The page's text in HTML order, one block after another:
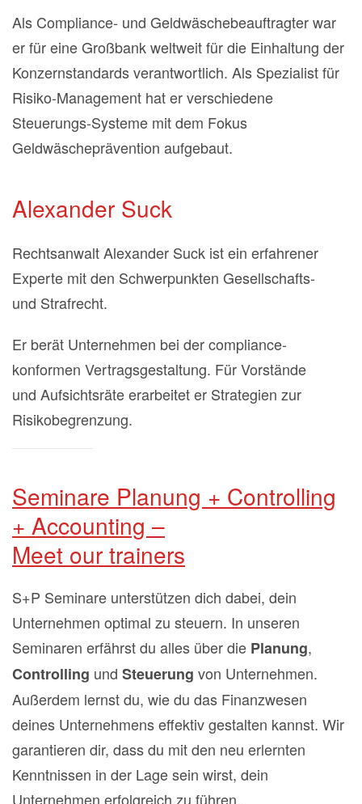
Als Compliance- und Geldwäschebeauftragter war
er für eine Großbank weltweit für die Einhaltung der
Konzernstandards verantwortlich. Als Spezialist für
Risiko-Management hat er verschiedene
Steuerungs-Systeme mit dem Fokus
Geldwäscheprävention aufgebaut.
Alexander Suck
Rechtsanwalt Alexander Suck ist ein erfahrener
Experte mit den Schwerpunkten Gesellschafts-
und Strafrecht.
Er berät Unternehmen bei der compliance-
konformen Vertragsgestaltung. Für Vorstände
und Aufsichtsräte erarbeitet er Strategien zur
Risikobegrenzung.
Seminare Planung + Controlling
+ Accounting –
Meet our trainers
S+P Seminare unterstützen dich dabei, dein
Unternehmen optimal zu steuern. In unseren
Seminaren erfährst du alles über die Planung,
Controlling und Steuerung von Unternehmen.
Außerdem lernst du, wie du das Finanzwesen
deines Unternehmens effektiv gestalten kannst. Wir
garantieren dir, dass du mit den neu erlernten
Kenntnissen in der Lage sein wirst, dein
Unternehmen erfolgreich zu führen.